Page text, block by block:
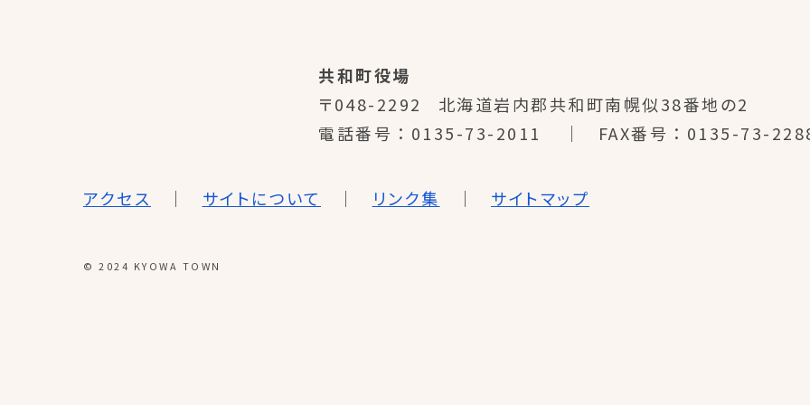
共和町役場
〒048-2292
北海道岩内郡共和町南幌似38番地の2
電話番号
0135-73-2011 FAX番号 0135-73-
アクセス サイトについて リンク集 サイトマップ
© 2024 KYOWA TOWN